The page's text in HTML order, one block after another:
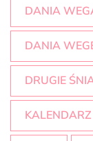
DANIA
DANIA
DRUGIE